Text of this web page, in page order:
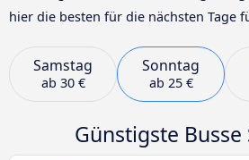
hier die besten für die nächsten Tage
Samstag
ab 30 €
Sonntag
ab 25 €
Günstigste